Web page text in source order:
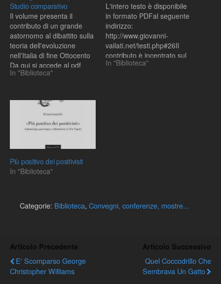
Studio comparativo
Il volume presenta il
contributo di un grande
astornomo al dibattito sulla
teoria dell'evoluzione
nell'Italia di fine Ottocento
Da qui si accede al pdf
dell'intero testo. Buona
In "Biblioteca"
L'intero testo è disponibile
in formato PDFal seguente
indirizzo:
http://www.giovanni-
vailati.net/testi.php#26Il
contributo è incentrato sul
saggio "Forme organiche
In "Biblioteca"
Più positivo dei positivisti
In "Biblioteca"
Categorie: Biblioteca, Convegni, conferenze, mostre...
Articolo Precedente
E' Scomparso George
Christopher Williams
Articolo Successivo
Quel Coccodrillo Che
Sembrava Un Gatto